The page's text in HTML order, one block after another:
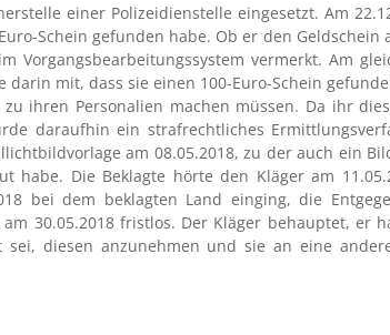
einer Polizeidienstelle eingesetzt. Am
Schein gefunden habe. Ob er den Geldschein
Vorgangsbearbeitungssystem vermerkt. Am
mit, dass sie einen 100-Euro-Schein
ihren Personalien machen müssen. Da ihr
daraufhin ein strafrechtliches
am 08.05.2018, zu der auch ein
habe. Die Beklagte hörte den Kläger am
bei dem beklagten Land einging, die
30.05.2018 fristlos. Der Kläger behauptet, er
diesen anzunehmen und sie an eine